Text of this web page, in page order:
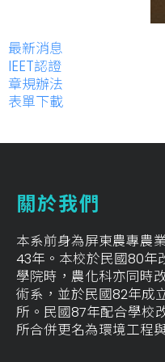
最新消息
IEET認證
章規辦法
表單下載
關於我們
本系前身為屏東農專農
43年。本校於民國80年
學院時，農化科亦同時
術系，並於民國82年成
所。民國87年配合學校
所合併更名為環境工程